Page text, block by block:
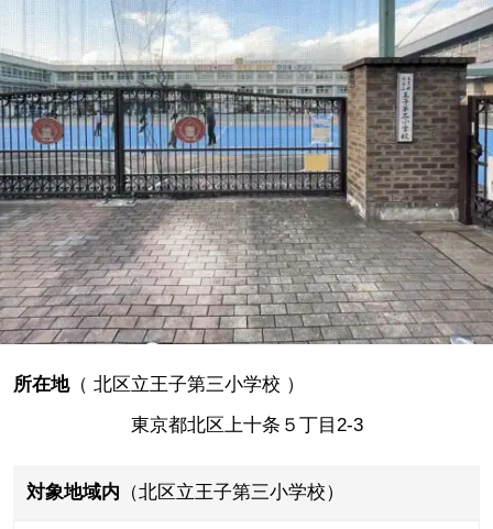
所在地（ 北区立王子第三小学校 ）
東京都北区上十条５丁目2-3
対象地域内 （北区立王子第三小学校）